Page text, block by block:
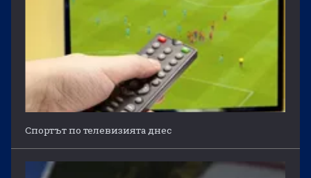
Спортът по телевизията днес